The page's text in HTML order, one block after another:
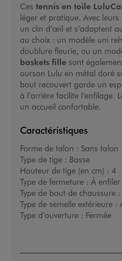
Ces tennis en toile
léger et pratique. Avec leurs
un clin d’œil et s’adaptent
au choix : un modèle uni
doublure fleurie, ou un
baskets fillesont
ourson Lulu en métal doré
bout recouvert garde un
à l’arrière facilite l’enfilage.
un accueil confortable.
Caractéristiques
Forme de talon : Sans talon
Type de tige : Basse
Hauteur de tige (en cm) : 4
Type de fermeture : À enfiler
Type de bout de chaussure :
Type de semelle extérieure :
Type d’ouverture : Fermée